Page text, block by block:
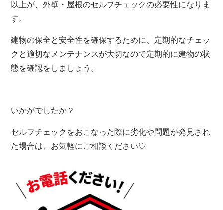
以上が、外壁・屋根のセルフチェックの必要性になりま
す。
建物の保全と安全性を確保するために、定期的なチェッ
クと適切なメンテナンスが大切なので定期的に建物の状
態を確認をしましょう。
いかがでしたか？
セルフチェックをおこなった際に劣化や問題が発見され
た場合は、お気軽にご相談ください♡